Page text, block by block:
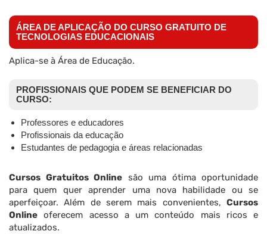
ÁREA DE APLICAÇÃO DO CURSO GRATUITO DE
TECNOLOGIAS EDUCACIONAIS
Aplica-se à Área de Educação.
PROFISSIONAIS QUE PODEM SE BENEFICIAR DO
CURSO:
Professores e educadores
Profissionais da educação
Estudantes de pedagogia e áreas relacionadas
Cursos Gratuitos Online são uma ótima oportunidade
para quem quer aprender uma nova habilidade ou se
aperfeiçoar. Além de serem mais convenientes, Cursos
Online oferecem acesso a um conteúdo mais ricos e
atualizados.